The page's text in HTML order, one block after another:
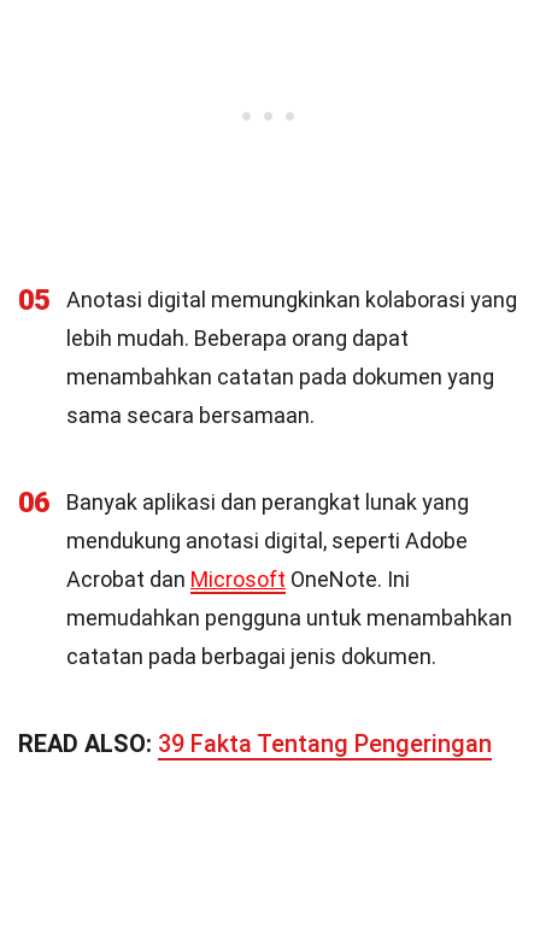
05
Anotasi digital memungkinkan kolaborasi yang
lebih mudah. Beberapa orang dapat
menambahkan catatan pada dokumen yang
sama secara bersamaan.
06
Banyak aplikasi dan perangkat lunak yang
mendukung anotasi digital, seperti Adobe
Acrobat dan Microsoft OneNote. Ini
memudahkan pengguna untuk menambahkan
catatan pada berbagai jenis dokumen.
READ ALSO: 39 Fakta Tentang Pengeringan